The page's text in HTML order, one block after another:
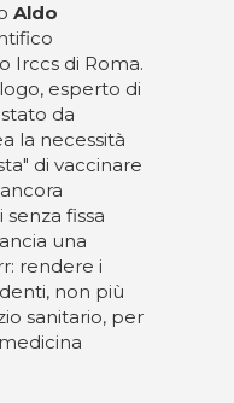
Aldo
Irccs di Roma.
esperto di
da
la necessità
di vaccinare
fissa
una
rendere i
non più
sanitario, per